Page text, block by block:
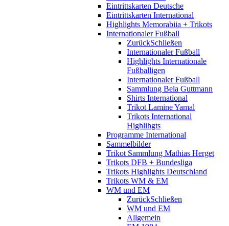
Eintrittskarten Deutsche
Eintrittskarten International
Highlights Memorabiia + Trikots
Internationaler Fußball
ZurückSchließen
Internationaler Fußball
Highlights Internationale
Fußballigen
Internationaler Fußball
Sammlung Bela Guttmann
Shirts International
Trikot Lamine Yamal
Trikots International
Highlihgts
Programme International
Sammelbilder
Trikot Sammlung Mathias Herget
Trikots DFB + Bundesliga
Trikots Highlights Deutschland
Trikots WM & EM
WM und EM
ZurückSchließen
WM und EM
Allgemein